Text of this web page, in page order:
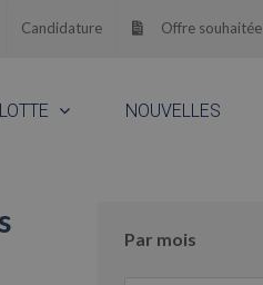
Candidature Offre souhaitée
NOUVELLES
Par mois